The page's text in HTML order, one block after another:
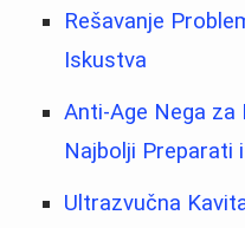
Rešavanje
Iskustva
Anti-Age Nega
Najbolji Preparati
Ultrazvučna